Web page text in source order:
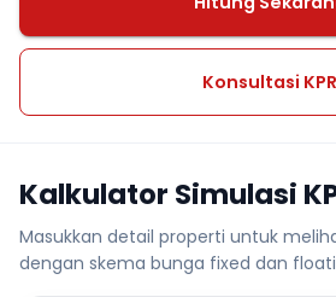
Konsultasi KPR
Kalkulator Simulasi
Masukkan detail properti untuk
dengan skema bunga fixed dan